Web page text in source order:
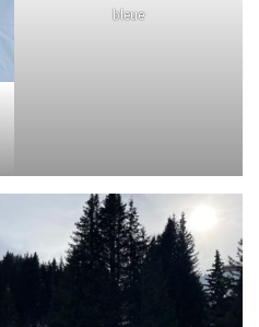
bleue